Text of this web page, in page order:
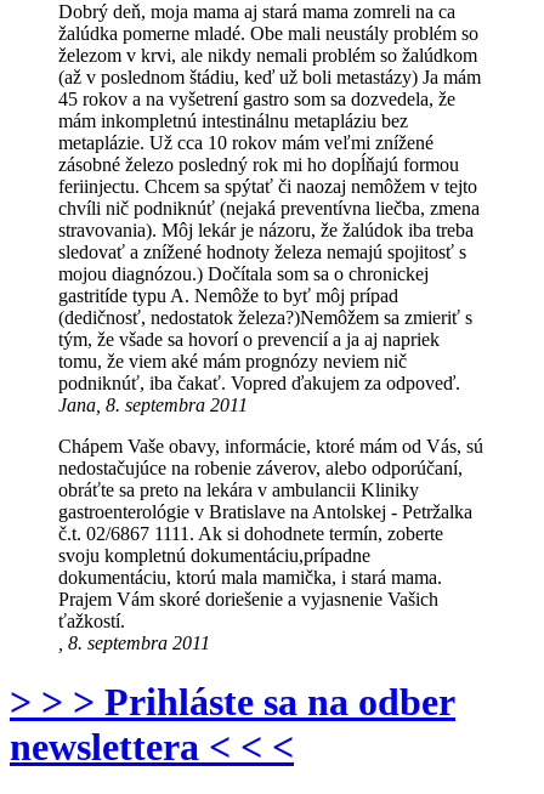
Dobrý deň, moja mama aj stará mama zomreli na ca
žalúdka pomerne mladé. Obe mali neustály problém so
železom v krvi, ale nikdy nemali problém so žalúdkom
(až v poslednom štádiu, keď už boli metastázy) Ja mám
45 rokov a na vyšetrení gastro som sa dozvedela, že
mám inkompletnú intestinálnu metapláziu bez
metaplázie. Už cca 10 rokov mám veľmi znížené
zásobné železo posledný rok mi ho dopĺňajú formou
feriinjectu. Chcem sa spýtať či naozaj nemôžem v tejto
chvíli nič podniknúť (nejaká preventívna liečba, zmena
stravovania). Môj lekár je názoru, že žalúdok iba treba
sledovať a znížené hodnoty železa nemajú spojitosť s
mojou diagnózou.) Dočítala som sa o chronickej
gastritíde typu A. Nemôže to byť môj prípad
(dedičnosť, nedostatok železa?)Nemôžem sa zmieriť s
tým, že všade sa hovorí o prevencií a ja aj napriek
tomu, že viem aké mám prognózy neviem nič
podniknúť, iba čakať. Vopred ďakujem za odpoveď.
Jana, 8. septembra 2011
Chápem Vaše obavy, informácie, ktoré mám od Vás, sú
nedostačujúce na robenie záverov, alebo odporúčaní,
obráťte sa preto na lekára v ambulancii Kliniky
gastroenterológie v Bratislave na Antolskej - Petržalka
č.t. 02/6867 1111. Ak si dohodnete termín, zoberte
svoju kompletnú dokumentáciu,prípadne
dokumentáciu, ktorú mala mamička, i stará mama.
Prajem Vám skoré doriešenie a vyjasnenie Vašich
ťažkostí.
, 8. septembra 2011
> > > Prihláste sa na odber
newslettera < < <